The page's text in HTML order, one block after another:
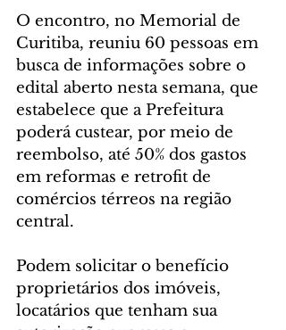
O encontro, no Memorial de
Curitiba, reuniu 60 pessoas em
busca de informações sobre o
edital aberto nesta semana, que
estabelece que a Prefeitura
poderá custear, por meio de
reembolso, até 50% dos gastos
em reformas e retrofit de
comércios térreos na região
central.
Podem solicitar o benefício
proprietários dos imóveis,
locatários que tenham sua